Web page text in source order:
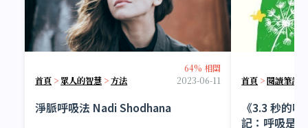
64% 相關
首頁 > 眾人的智慧 >方法 2023-06-11
淨脈呼吸法 Nadi Shodhana
首頁 >閱讀筆記
《3.3 秒的
記：呼吸是